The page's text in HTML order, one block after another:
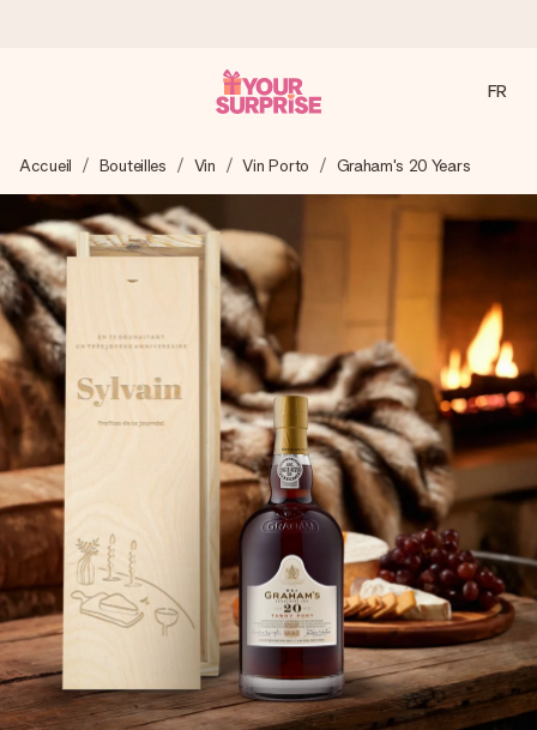
Nous préparons votre cadeau avec attention et l’envoyons
en un éclair – pour que vous puissiez l’offrir au bon moment,
quand cela compte le plus.
4,9 (sur la base de +15 000 avis)
Nos cadeaux sont appréciés. Les clients nous attribuent
une note de 4,9 sur Google Reviews (total de tous les
pays où nous sommes présents).
Carte de vœux gratuite
Créez quelque chose d’unique en quelques étapes – avec
son prénom, votre photo ou un message qui touche le cœur.
Sans complications, juste tout l’amour pour le moment idéal.
FR
Accueil Bouteilles Vin Vin Porto Graham's 20 Years